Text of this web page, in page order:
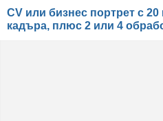
CV или бизнес портрет с 20
кадъра, плюс 2 или 4